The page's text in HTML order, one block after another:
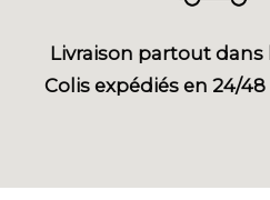
Livraison partout
Colis expédiés en 24/